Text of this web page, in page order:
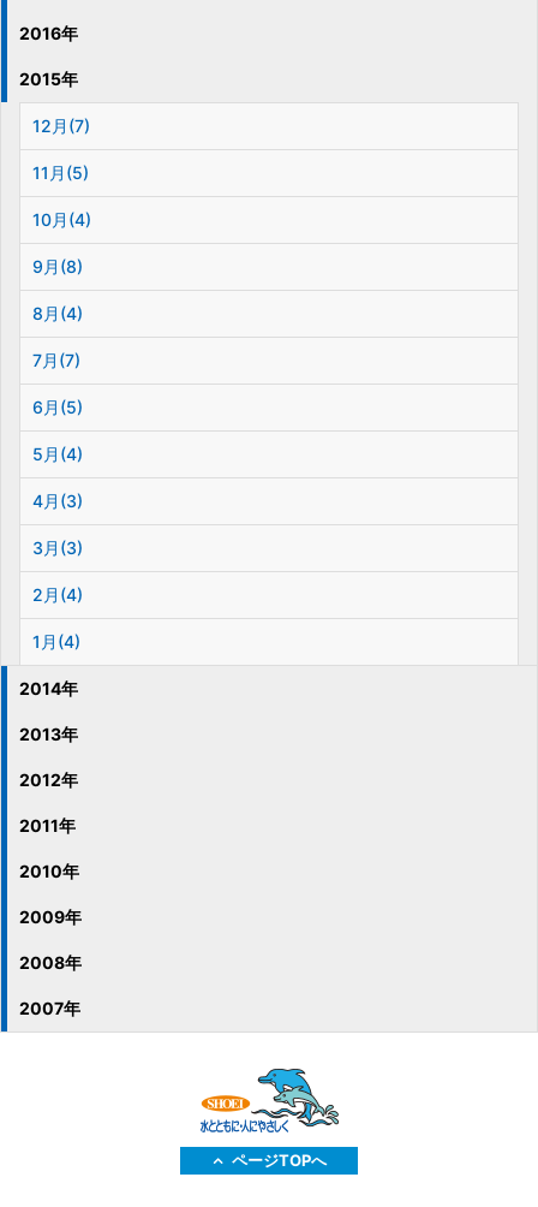
2016年
2015年
12月(7)
11月(5)
10月(4)
9月(8)
8月(4)
7月(7)
6月(5)
5月(4)
4月(3)
3月(3)
2月(4)
1月(4)
2014年
2013年
2012年
2011年
2010年
2009年
2008年
2007年
ページTOPへ